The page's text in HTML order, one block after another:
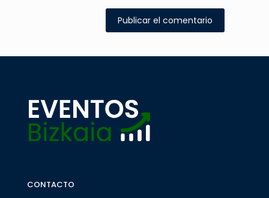
CONTACTO